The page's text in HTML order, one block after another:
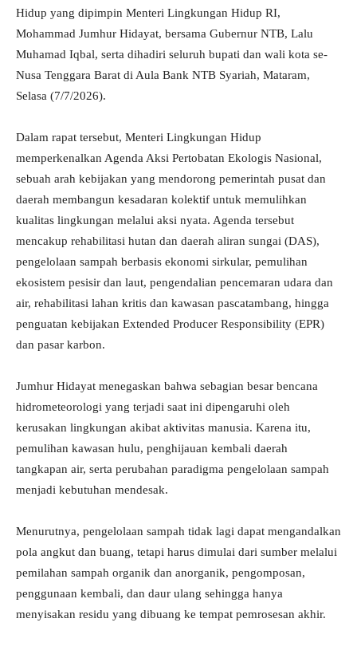
Hidup yang dipimpin Menteri Lingkungan Hidup RI,
Mohammad Jumhur Hidayat, bersama Gubernur NTB, Lalu
Muhamad Iqbal, serta dihadiri seluruh bupati dan wali kota se-
Nusa Tenggara Barat di Aula Bank NTB Syariah, Mataram,
Selasa (7/7/2026).
Dalam rapat tersebut, Menteri Lingkungan Hidup
memperkenalkan Agenda Aksi Pertobatan Ekologis Nasional,
sebuah arah kebijakan yang mendorong pemerintah pusat dan
daerah membangun kesadaran kolektif untuk memulihkan
kualitas lingkungan melalui aksi nyata. Agenda tersebut
mencakup rehabilitasi hutan dan daerah aliran sungai (DAS),
pengelolaan sampah berbasis ekonomi sirkular, pemulihan
ekosistem pesisir dan laut, pengendalian pencemaran udara dan
air, rehabilitasi lahan kritis dan kawasan pascatambang, hingga
penguatan kebijakan Extended Producer Responsibility (EPR)
dan pasar karbon.
Jumhur Hidayat menegaskan bahwa sebagian besar bencana
hidrometeorologi yang terjadi saat ini dipengaruhi oleh
kerusakan lingkungan akibat aktivitas manusia. Karena itu,
pemulihan kawasan hulu, penghijauan kembali daerah
tangkapan air, serta perubahan paradigma pengelolaan sampah
menjadi kebutuhan mendesak.
Menurutnya, pengelolaan sampah tidak lagi dapat mengandalkan
pola angkut dan buang, tetapi harus dimulai dari sumber melalui
pemilahan sampah organik dan anorganik, pengomposan,
penggunaan kembali, dan daur ulang sehingga hanya
menyisakan residu yang dibuang ke tempat pemrosesan akhir.